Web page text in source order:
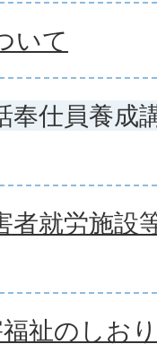
いて
奉仕員養
者就労施設
祉のしお